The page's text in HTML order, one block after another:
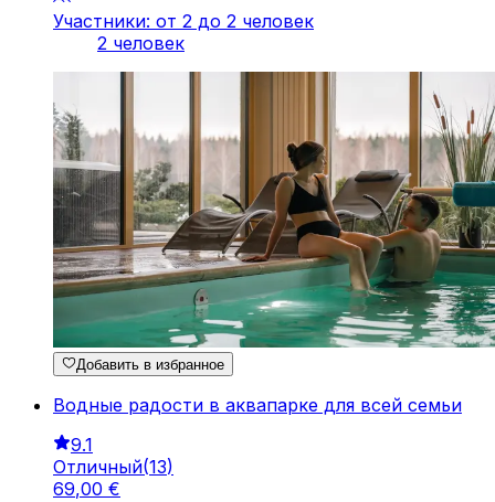
Участники: от 2 до 2 человек
2 человек
Добавить в избранное
Водные радости в аквапарке для всей семьи
9.1
Отличный(13)
69,00 €